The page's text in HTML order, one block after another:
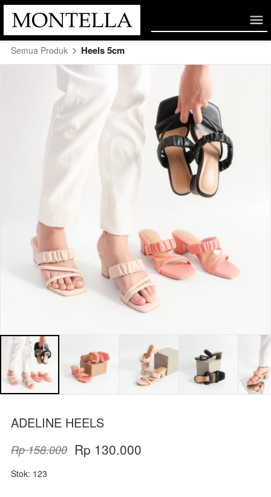
Semua Produk Heels 5cm
ADELINE HEELS
Rp 158.000 Rp 130.000
Stok: 123